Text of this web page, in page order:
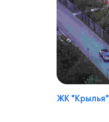
ЖК "Крылья"